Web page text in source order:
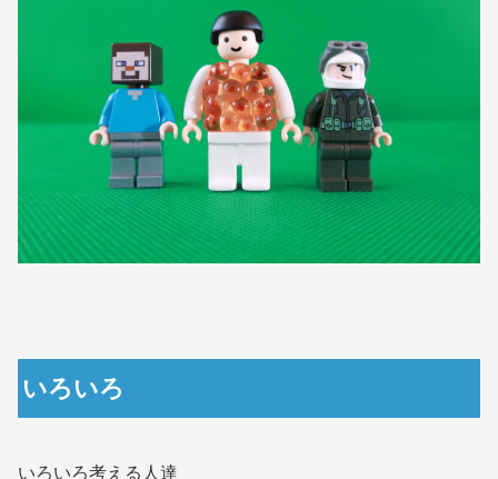
いろいろ
いろいろ考える人達